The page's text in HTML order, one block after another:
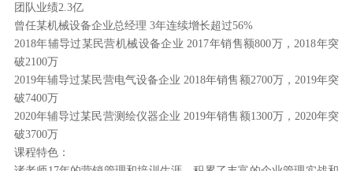
团队业绩2.3亿
曾任某机械设备企业总经理 3年连续增长超过56%
2018年辅导过某民营机械设备企业 2017年销售额800万，2018年突
破2100万
2019年辅导过某民营电气设备企业 2018年销售额2700万，2019年突
破7400万
2020年辅导过某民营测绘仪器企业 2019年销售额1300万，2020年突
破3700万
课程特色：